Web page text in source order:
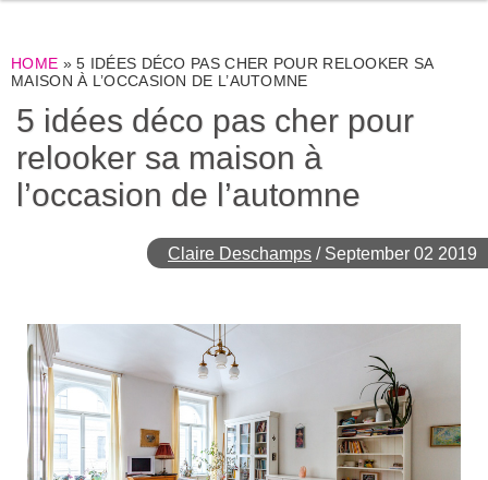
HOME »5 IDÉES DÉCO PAS CHER POUR RELOOKER SA
MAISON À L’OCCASION DE L’AUTOMNE
5 idées déco pas cher pour
relooker sa maison à
l’occasion de l’automne
Claire Deschamps / September 02 2019